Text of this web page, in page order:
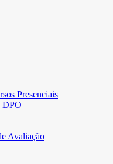
Presenciais
DPO
Avaliação